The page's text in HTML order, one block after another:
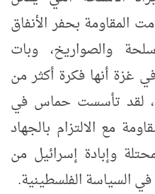
المقاومة بحفر الأنفاق
والصواريخ، وبات
غزة أنها فكرة أكثر من
لقد تأسست حماس في
مع الالتزام بالجهاد
وإبادة إسرائيل من
السياسة الفلسطينية.